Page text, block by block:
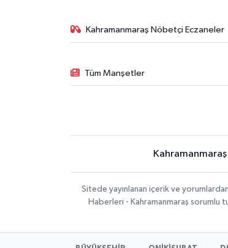
Kahramanmaraş Nöbetçi Eczaneler
Tüm Manşetler
Kahramanmaraş
Sitede yayınlanan içerik ve
Haberleri - Kahramanmaraş sorumlu